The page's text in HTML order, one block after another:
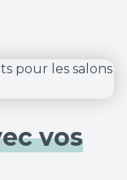
vos